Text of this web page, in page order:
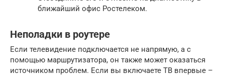
ближайший офис Ростелеком.
Неполадки в роутере
Если телевидение подключается не напрямую, а с
помощью маршрутизатора, он также может оказаться
источником проблем. Если вы включаете ТВ впервые –